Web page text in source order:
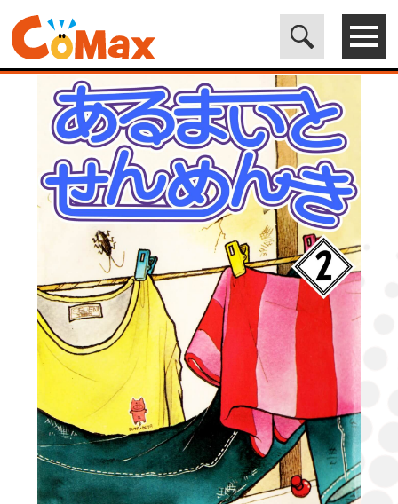
電子書籍マンガ CoMax(コマックス)公式サイト - 株式会社ICE>
LEGEND> あるまいとせんめんき 2